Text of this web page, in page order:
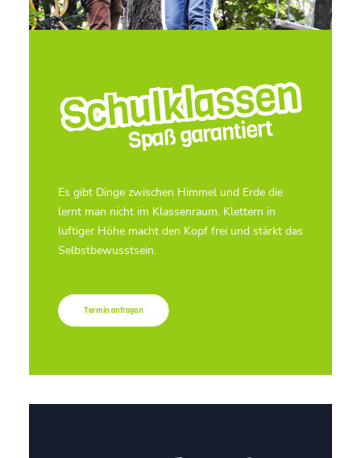
Es gibt Dinge zwischen Himmel und Erde die
lernt man nicht im Klassenraum. Klettern in
luftiger Höhe macht den Kopf frei und stärkt das
Selbstbewusstsein.
Termin anfragen